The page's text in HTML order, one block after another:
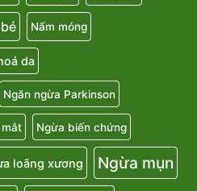
Nấm móng
da
Ngăn ngừa Parkinson
Ngừa biến chứng
loãng xương Ngừa mụn